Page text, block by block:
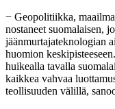
− Geopolitiikka,
nostaneet suomalaisen,
jäänmurtajateknologian
huomion
huikealla tavalla
kaikkea vahvaa
teollisuuden välillä,